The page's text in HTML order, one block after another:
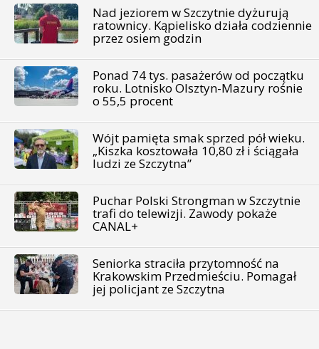
Nad jeziorem w Szczytnie dyżurują
ratownicy. Kąpielisko działa codziennie
przez osiem godzin
Ponad 74 tys. pasażerów od początku
roku. Lotnisko Olsztyn-Mazury rośnie
o 55,5 procent
Wójt pamięta smak sprzed pół wieku.
„Kiszka kosztowała 10,80 zł i ściągała
ludzi ze Szczytna”
Puchar Polski Strongman w Szczytnie
trafi do telewizji. Zawody pokaże
CANAL+
Seniorka straciła przytomność na
Krakowskim Przedmieściu. Pomagał
jej policjant ze Szczytna